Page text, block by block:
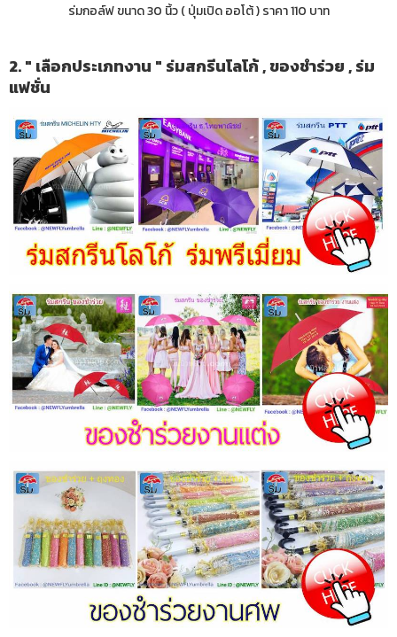
ร่มกอล์ฟ ขนาด 30 นิ้ว ( ปุ่มเปิด ออโต้ ) ราคา 110 บาท
2. " เลือกประเภทงาน " ร่มสกรีนโลโก้ , ของชำร่วย , ร่ม
แฟชั่น